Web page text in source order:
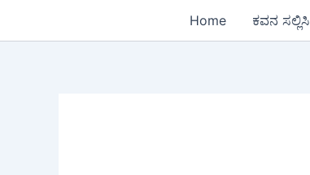
Home ಕವನ ಸಲ್ಲಿಸಿ